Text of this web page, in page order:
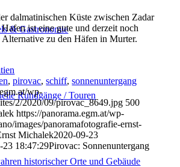
& Gastronomie
Rundgänge / Touren
historischer Orte und Gebäude
dalmatinischen Küste zwischen Zadar
ist eine gute und derzeit noch
Alternative zu den Häfen in Murter.
,pirovac,schiff,sonnenuntergang
wp-
2/2020/09/pirovac_8649.jpg 500
https://panorama.egm.at/wp-
images/panoramafotografie-ernst-
Michalek2020-09-23
23 18:47:29Pirovac: Sonnenuntergang